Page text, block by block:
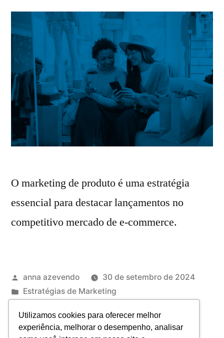
Utilizamos cookies para oferecer melhor
experiência, melhorar o desempenho, analisar
O marketing de produto é uma estratégia
essencial para destacar lançamentos no
competitivo mercado de e-commerce.
anna azevendo
30 de setembro de 2024
Estratégias de Marketing
2 3 … 5